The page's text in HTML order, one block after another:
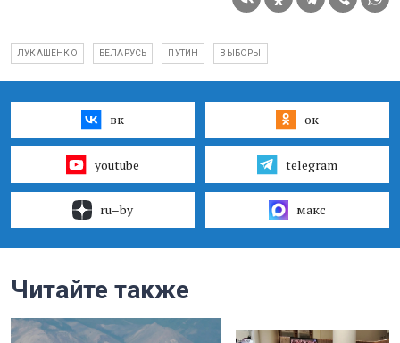
ЛУКАШЕНКО БЕЛАРУСЬ ПУТИН ВЫБОРЫ
вк ок
youtube telegram
ru–by макс
Читайте также